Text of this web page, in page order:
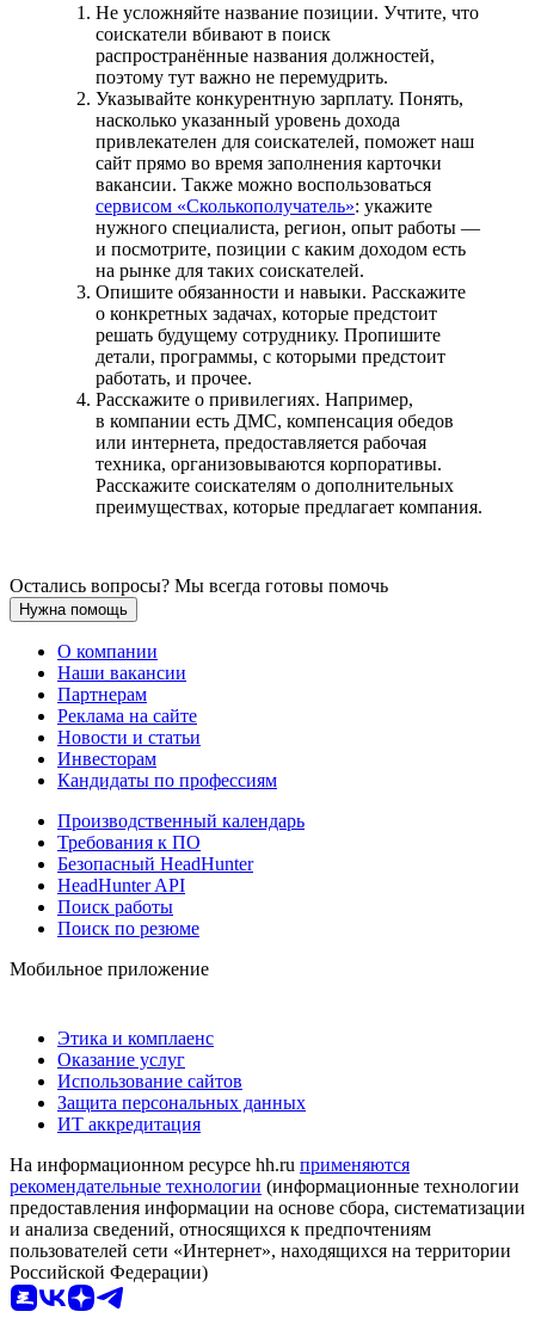
Не усложняйте название позиции. Учтите, что
соискатели вбивают в поиск
распространённые названия должностей,
поэтому тут важно не перемудрить.
Указывайте конкурентную зарплату. Понять,
насколько указанный уровень дохода
привлекателен для соискателей, поможет наш
сайт прямо во время заполнения карточки
вакансии. Также можно воспользоваться
сервисом «Сколькополучатель»: укажите
нужного специалиста, регион, опыт работы —
и посмотрите, позиции с каким доходом есть
на рынке для таких соискателей.
Опишите обязанности и навыки. Расскажите
о конкретных задачах, которые предстоит
решать будущему сотруднику. Пропишите
детали, программы, с которыми предстоит
работать, и прочее.
Расскажите о привилегиях. Например,
в компании есть ДМС, компенсация обедов
или интернета, предоставляется рабочая
техника, организовываются корпоративы.
Расскажите соискателям о дополнительных
преимуществах, которые предлагает компания.
Остались вопросы? Мы всегда готовы помочь
Нужна помощь
О компании
Наши вакансии
Партнерам
Реклама на сайте
Новости и статьи
Инвесторам
Кандидаты по профессиям
Производственный календарь
Требования к ПО
Безопасный HeadHunter
HeadHunter API
Поиск работы
Поиск по резюме
Мобильное приложение
Этика и комплаенс
Оказание услуг
Использование сайтов
Защита персональных данных
ИТ аккредитация
На информационном ресурсе hh.ru применяются
рекомендательные технологии (информационные технологии
предоставления информации на основе сбора, систематизации
и анализа сведений, относящихся к предпочтениям
пользователей сети «Интернет», находящихся на территории
Российской Федерации)